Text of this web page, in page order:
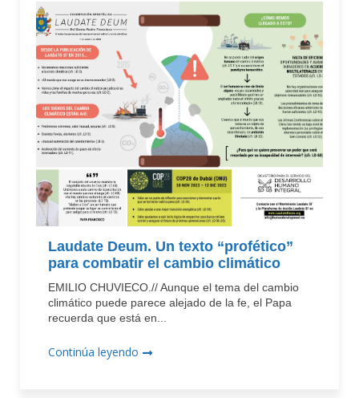
Laudate Deum. Un texto “profético”
para combatir el cambio climático
EMILIO CHUVIECO.// Aunque el tema del cambio
climático puede parece alejado de la fe, el Papa
recuerda que está en...
Continúa leyendo